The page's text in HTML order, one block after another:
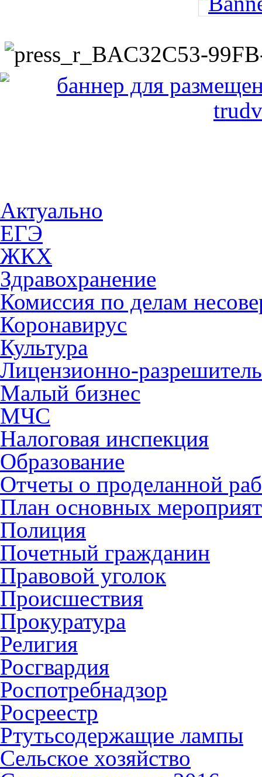
Актуально
ЕГЭ
ЖКХ
Здравохранение
Комиссия по делам
Коронавирус
Культура
Лицензионно-
Малый бизнес
МЧС
Налоговая инспекция
Образование
Отчеты о проделанной
План основных
Полиция
Почетный гражданин
Правовой уголок
Происшествия
Прокуратура
Религия
Росгвардия
Роспотребнадзор
Росреестр
Ртутьсодержащие лампы
Сельское хозяйство